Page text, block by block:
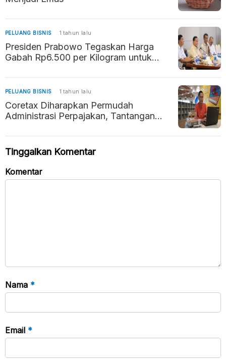
PELUANG BISNIS 1 tahun lalu
Presiden Prabowo Tegaskan Harga
Gabah Rp6.500 per Kilogram untuk
PELUANG BISNIS 1 tahun lalu
Coretax Diharapkan Permudah
Administrasi Perpajakan, Tantangan
Tinggalkan Komentar
Komentar
Nama *
Email *